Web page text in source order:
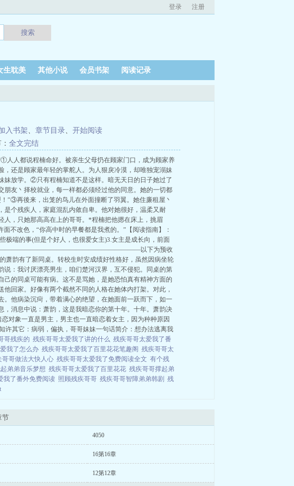
登录 注册
搜索
生耽美 其他小说 会员书架 阅读记录
入书架 章节目录
开始阅读
全文完结
人人都说程楠命好。被亲生父母扔在顾家门口，成为顾家养
还是顾家最年轻的掌舵人。为人狠戾冷漠，却唯独宠溺妹
妹放学。②只有程楠知道不是这样。暗无天日的日子她过了
友丶择校就业，每一样都必须经过他的同意。她的一切都
”③再後来，出笼的鸟儿在外面撞断了羽翼。她住廉租屋丶
个残疾人，家庭混乱内敛自卑。他对她很好，温柔又耐
，只她那高高在上的哥哥。*程楠把他摁在床上，挑眉
不改色，“你高中时的早餐都是我煮的。”【阅读指南】：
极端的事(但是个好人，也很爱女主)3.女主是成长向，前面
养关系———————————————————————以下为预收
有了新同桌。转校生时安成绩好性格好，虽然因病坐轮
：我讨厌漂亮男生，咱们楚河汉界，互不侵犯。同桌的第
的同桌可能有病。这不是骂她，是她恐怕真有精神方面的
回家。好像有两个截然不同的人格在她体内打架。对此，
他病染沉疴，带着满心的绝望，在她面前一跃而下，如一
消息中说：萧韵，这是我暗恋你的第十年。十年。萧韵决
对象一直是男主，男主也一直暗恋着女主，因为种种原因
许其它：病弱，偏执，哥哥妹妹一句话简介：想办法逃离我
哥残疾的 残疾哥哥太爱我了讲的什么 残疾哥哥太爱我了番
我了怎么办 残疾哥哥太爱我了百里花花笔趣阁 残疾哥哥太
哥哥做法大快人心 残疾哥哥太爱我了免费阅读全文 有个残
弟弟音乐梦想 残疾哥哥太爱我了百里花花 残疾哥哥撑起弟
我了番外免费阅读 照顾残疾哥哥 残疾哥哥智障弟弟韩剧 残
节
4050
16第16章
12第12章